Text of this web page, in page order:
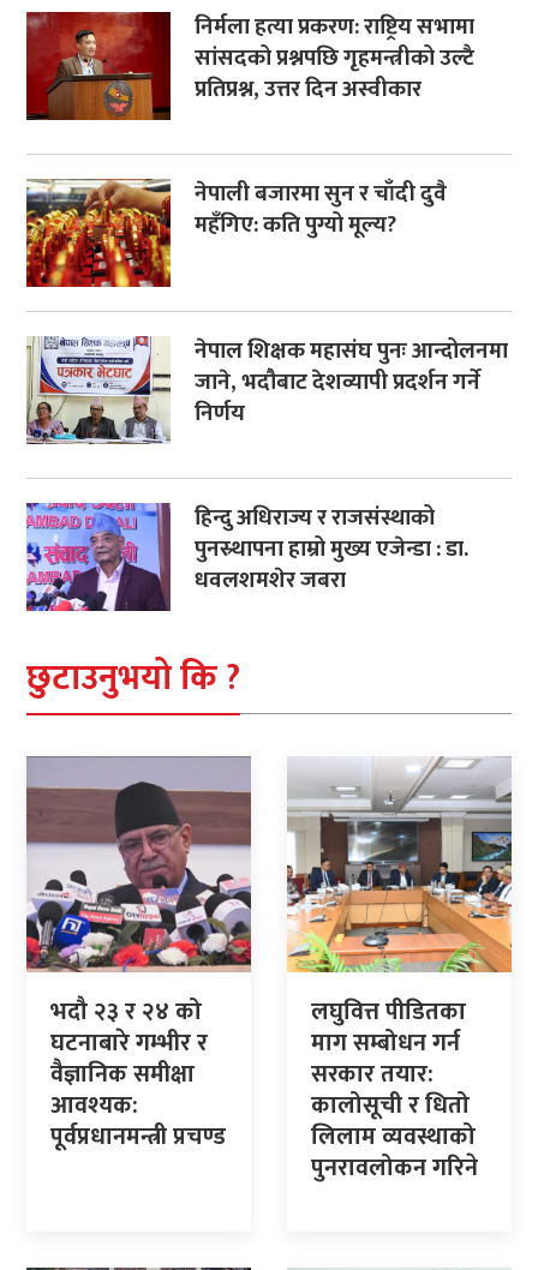
निर्मला हत्या प्रकरण: राष्ट्रिय सभामा
सांसदको प्रश्नपछि गृहमन्त्रीको उल्टै
प्रतिप्रश्न, उत्तर दिन अस्वीकार
नेपाली बजारमा सुन र चाँदी दुवै
महँगिए: कति पुग्यो मूल्य?
नेपाल शिक्षक महासंघ पुनः आन्दोलनमा
जाने, भदौबाट देशव्यापी प्रदर्शन गर्ने
निर्णय
हिन्दु अधिराज्य र राजसंस्थाको
पुनस्र्थापना हाम्रो मुख्य एजेन्डा : डा.
धवलशमशेर जबरा
छुटाउनुभयो कि ?
भदौ २३ र २४ को
घटनाबारे गम्भीर र
वैज्ञानिक समीक्षा
आवश्यक:
पूर्वप्रधानमन्त्री प्रचण्ड
लघुवित्त पीडितका
माग सम्बोधन गर्न
सरकार तयार:
कालोसूची र धितो
लिलाम व्यवस्थाको
पुनरावलोकन गरिने